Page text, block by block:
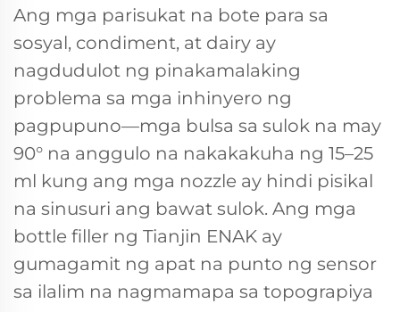
Ang mga parisukat na bote para sa
sosyal, condiment, at dairy ay
nagdudulot ng pinakamalaking
problema sa mga inhinyero ng
pagpupuno—mga bulsa sa sulok na may
90° na anggulo na nakakakuha ng 15–25
ml kung ang mga nozzle ay hindi pisikal
na sinusuri ang bawat sulok. Ang mga
bottle filler ng Tianjin ENAK ay
gumagamit ng apat na punto ng sensor
sa ilalim na nagmamapa sa topograpiya